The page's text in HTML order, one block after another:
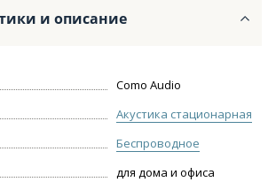
и описание
Como Audio
Акустика стационарная
Беспроводное
для дома и офиса